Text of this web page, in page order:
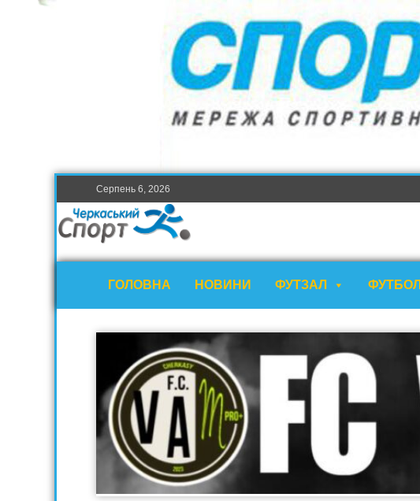
Серпень 6, 2026
ГОЛОВНА НОВИНИ ФУТЗАЛ ФУТБОЛ